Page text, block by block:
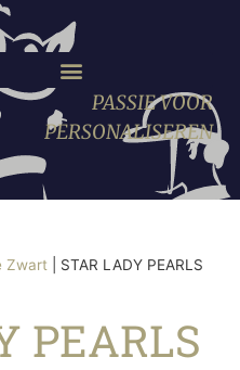
PASSIE VOOR
PERSONALISEREN
Zwart
STAR LADY PEARLS
PEARLS